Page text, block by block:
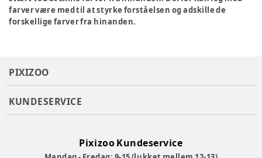
farver være med til at styrke forståelsen og adskille de
forskellige farver fra hinanden.
PIXIZOO
KUNDESERVICE
Pixizoo Kundeservice